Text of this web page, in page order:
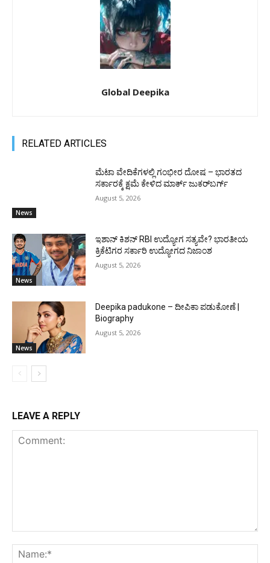
Global Deepika
RELATED ARTICLES
News
ಮೆಟಾ ವೇದಿಕೆಗಳಲ್ಲಿ ಗಂಭೀರ ದೋಷ – ಭಾರತದ
ಸರ್ಕಾರಕ್ಕೆ ಕ್ಷಮೆ ಕೇಳಿದ ಮಾರ್ಕ್ ಜುಕರ್‌ಬರ್ಗ್
August 5, 2026
News
ಇಶಾನ್ ಕಿಶನ್ RBI ಉದ್ಯೋಗ ಸತ್ಯವೇ? ಭಾರತೀಯ
ಕ್ರಿಕೆಟಿಗರ ಸರ್ಕಾರಿ ಉದ್ಯೋಗದ ನಿಜಾಂಶ
August 5, 2026
News
Deepika padukone – ದೀಪಿಕಾ ಪಡುಕೋಣೆ |
Biography
August 5, 2026
LEAVE A REPLY